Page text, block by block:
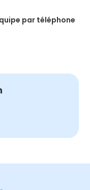
par téléphone